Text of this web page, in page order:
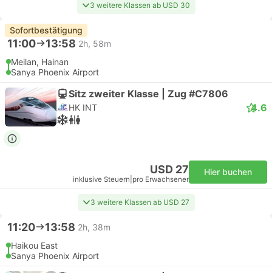
3 weitere Klassen ab USD 30
Sofortbestätigung
11:00 13:58 2h, 58m
Meilan, Hainan
Sanya Phoenix Airport
Sitz zweiter Klasse | Zug #C7806
HK INT 4.6
USD 27
inklusive Steuern pro Erwachsener
Hier buchen
3 weitere Klassen ab USD 27
11:20 13:58 2h, 38m
Haikou East
Sanya Phoenix Airport